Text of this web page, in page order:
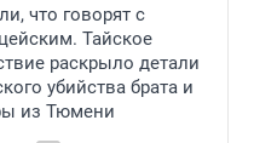
что говорят с
Тайское
раскрыло детали
убийства брата и
из Тюмени